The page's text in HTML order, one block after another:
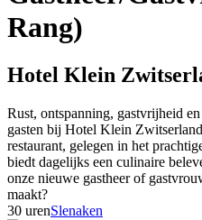
Rang)
Hotel Klein
Rust, ontspanning, gastvrijheid
gasten bij Hotel Klein
restaurant, gelegen in het
biedt dagelijks een culinaire
onze nieuwe gastheer of
maakt?
30 urenSlenaken